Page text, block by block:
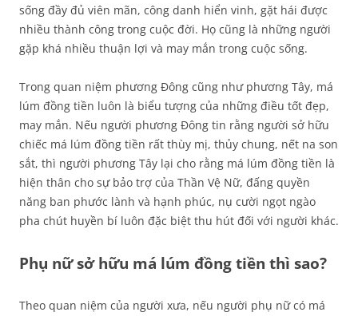
sống đầy đủ viên mãn, công danh hiển vinh, gặt hái được
nhiều thành công trong cuộc đời. Họ cũng là những người
gặp khá nhiều thuận lợi và may mắn trong cuộc sống.
Trong quan niệm phương Đông cũng như phương Tây, má
lúm đồng tiền luôn là biểu tượng của những điều tốt đẹp,
may mắn. Nếu người phương Đông tin rằng người sở hữu
chiếc má lúm đồng tiền rất thùy mị, thủy chung, nết na son
sắt, thì người phương Tây lại cho rằng má lúm đồng tiền là
hiện thân cho sự bảo trợ của Thần Vệ Nữ, đấng quyền
năng ban phước lành và hạnh phúc, nụ cười ngọt ngào
pha chút huyền bí luôn đặc biệt thu hút đối với người khác.
Phụ nữ sở hữu má lúm đồng tiền thì sao?
Theo quan niệm của người xưa, nếu người phụ nữ có má